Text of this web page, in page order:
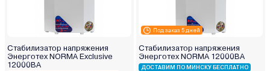
Стабилизатор напряжения
Энерготех NORMA Exclusive
12000ВА
Под заказ 5 дней
Стабилизатор напряжения
Энерготех NORMA 12000ВА
ДОСТАВИМ ПО МИНСКУ БЕСПЛАТНО